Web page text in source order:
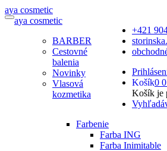
aya cosmetic
+421
Košík0
Košík je
aya cosmetic
BARBER
Cestovné
balenia
Novinky
Vlasová
kozmetika
Farbenie
Farba ING
Farba Inimitable